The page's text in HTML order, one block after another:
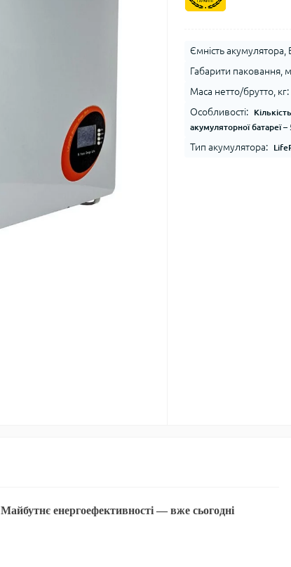
Ємність акумулятора,
Габарити паковання,
Маса нетто/брутто, кг:
Особливості:
акумуляторної батареї –
Тип акумулятора:
Майбутнє енергоефективності — вже сьогодні